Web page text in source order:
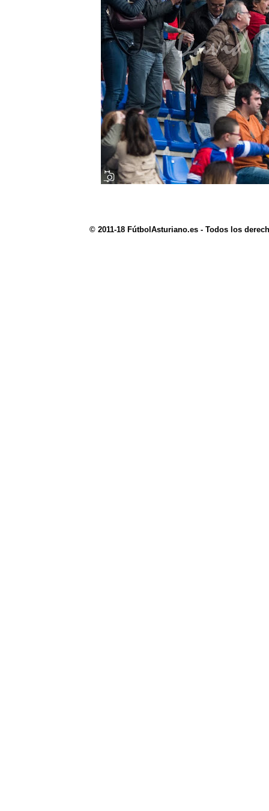
© 2011-18 FútbolAsturiano.es - Todos los